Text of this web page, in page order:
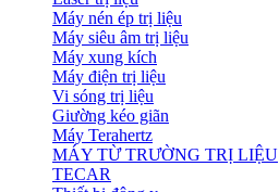
Máy nén ép trị liệu
Máy siêu âm trị liệu
Máy xung kích
Máy điện trị liệu
Vi sóng trị liệu
Giường kéo giãn
Máy Terahertz
MÁY TỪ TRƯỜNG TRỊ LIỆU
TECAR